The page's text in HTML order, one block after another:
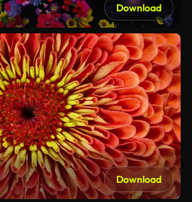
Download
Download